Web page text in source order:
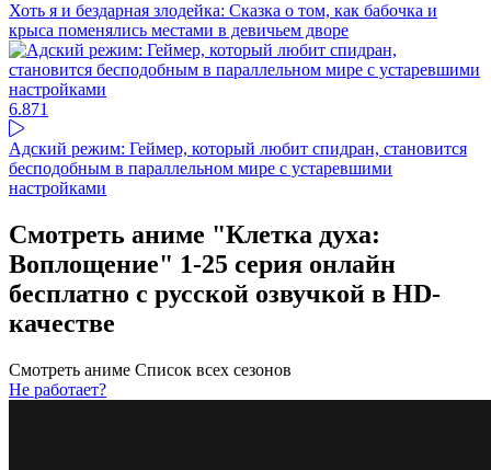
Хоть я и бездарная злодейка: Сказка о том, как бабочка и
крыса поменялись местами в девичьем дворе
6.871
Адский режим: Геймер, который любит спидран, становится
бесподобным в параллельном мире с устаревшими
настройками
Смотреть аниме "Клетка духа:
Воплощение" 1-25 серия онлайн
бесплатно с русской озвучкой в HD-
качестве
Смотреть аниме Список всех сезонов
Не работает?